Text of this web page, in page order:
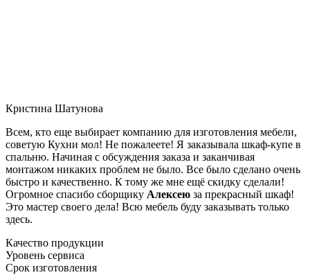
Кристина Шатунова
Всем, кто еще выбирает компанию для изготовления мебели,
советую Кухни мол! Не пожалеете! Я заказывала шкаф-купе в
спальню. Начиная с обсуждения заказа и заканчивая
монтажом никаких проблем не было. Все было сделано очень
быстро и качественно. К тому же мне ещё скидку сделали!
Огромное спасибо сборщику Алексею за прекрасный шкаф!
Это мастер своего дела! Всю мебель буду заказывать только
здесь.
Качество продукции
Уровень сервиса
Срок изготовления